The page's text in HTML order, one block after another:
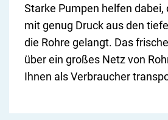
Starke Pumpen helfen dabei,
mit genug Druck aus den
die Rohre gelangt. Das
über ein großes Netz von
Ihnen als Verbraucher